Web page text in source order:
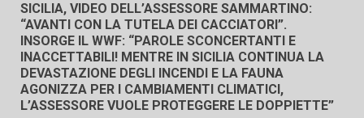
SICILIA, VIDEO DELL’ASSESSORE SAMMARTINO:
“AVANTI CON LA TUTELA DEI CACCIATORI”.
INSORGE IL WWF: “PAROLE SCONCERTANTI E
INACCETTABILI! MENTRE IN SICILIA CONTINUA LA
DEVASTAZIONE DEGLI INCENDI E LA FAUNA
AGONIZZA PER I CAMBIAMENTI CLIMATICI,
L’ASSESSORE VUOLE PROTEGGERE LE DOPPIETTE”